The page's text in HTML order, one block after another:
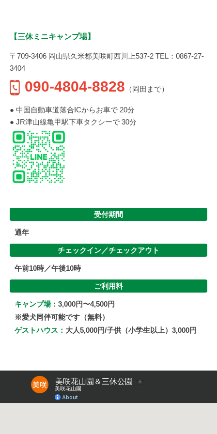
【三休ミニキャンプ場】
〒709-3406 岡山県久米郡美咲町西川上537-2 TEL：0867-27-
3404
090-4804-8828 （岡田まで）
● 中国自動車道落合ICからお車で 20分
● JR津山線亀甲駅下車タクシーで 30分
受付期間
通年
チェックイン／チェックアウト
午前10時／午後10時
ご利用料
キャンプ場： 3,000円〜4,500円
※愛犬同伴可能です（無料）
ゲストハウス： 大人5,000円/子供（小学生以上）3,000円